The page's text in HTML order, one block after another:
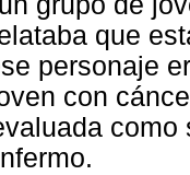
que
personaje
con